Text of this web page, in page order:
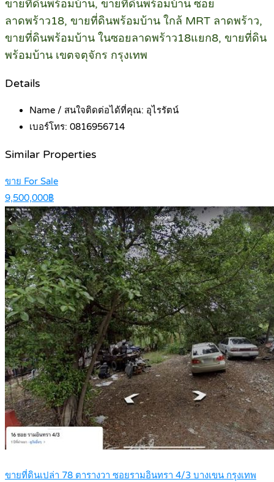
ขายที่ดินพร้อมบ้าน, ขายที่ดินพร้อมบ้าน ซอย
ลาดพร้าว18, ขายที่ดินพร้อมบ้าน ใกล้ MRT ลาดพร้าว,
ขายที่ดินพร้อมบ้าน ในซอยลาดพร้าว18แยก8, ขายที่ดิน
พร้อมบ้าน เขตจตุจักร กรุงเทพ
Details
Name / สนใจติดต่อได้ที่คุณ: อุไรรัตน์
เบอร์โทร: 0816956714
Similar Properties
ขาย For Sale
9,500,000฿
ขายที่ดินเปล่า 78 ตารางวา ซอยรามอินทรา 4/3 บางเขน กรุงเทพ